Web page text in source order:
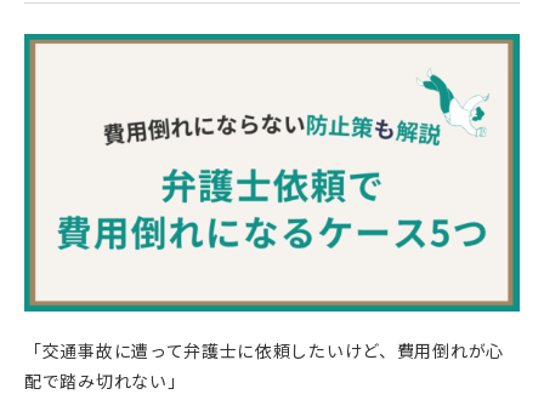
「交通事故に遭って弁護士に依頼したいけど、費用倒れが心
配で踏み切れない」